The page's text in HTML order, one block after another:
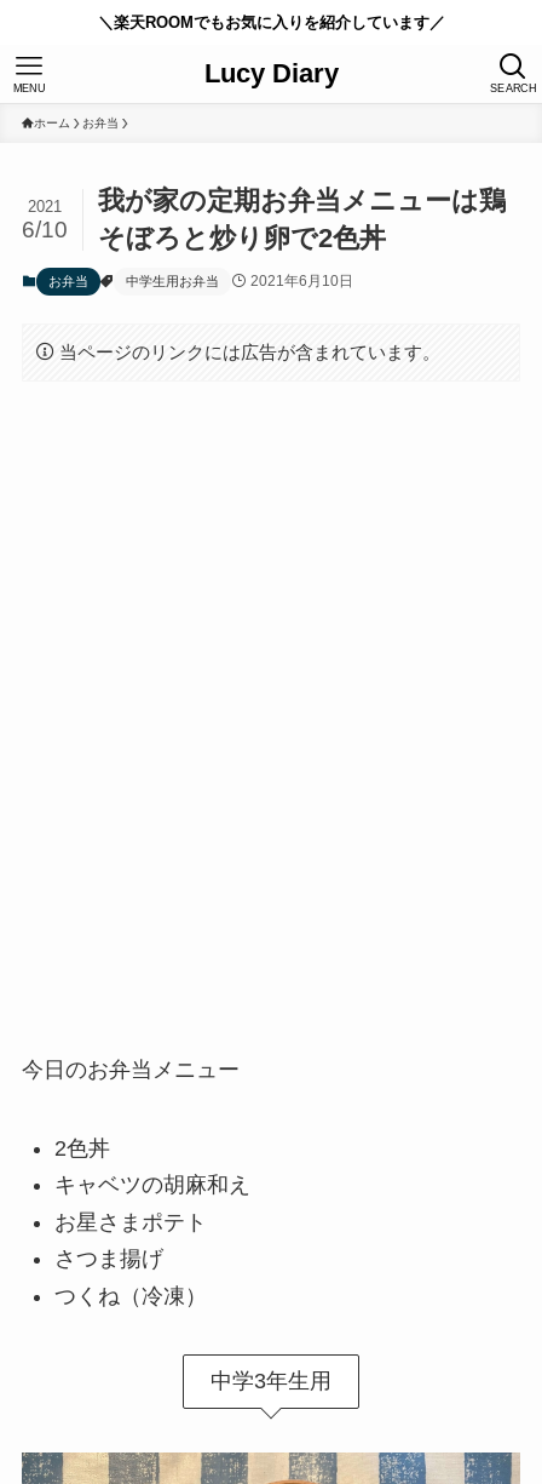
＼楽天ROOMでもお気に入りを紹介しています／
Lucy Diary SEARCH
MENU
ホーム お弁当
我が家の定期お弁当メニューは鶏
そぼろと炒り卵で2色丼
2021
6/10
お弁当 中学生用お弁当 2021年6月10日
当ページのリンクには広告が含まれています。
今日のお弁当メニュー
2色丼
キャベツの胡麻和え
お星さまポテト
さつま揚げ
つくね（冷凍）
中学3年生用